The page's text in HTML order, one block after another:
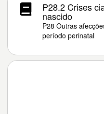
P28.2 Crises
nascido
P28 Outras
período perinatal